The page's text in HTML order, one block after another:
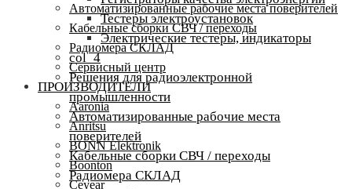
Автоматизированные рабочие места поверителей
Кабельные сборки СВЧ / переходы
Радиомера СКЛАД
Сервисный центр
ПРОИЗВОДИТЕЛИ
Aaronia
Anritsu
BONN Elektronik
Boonton
Ceyear
Тестеры электроустановок
Электрические тестеры, индикаторы
col_4
Решения для радиоэлектронной
промышленности
Автоматизированные рабочие места
поверителей
Кабельные сборки СВЧ / переходы
Радиомера СКЛАД